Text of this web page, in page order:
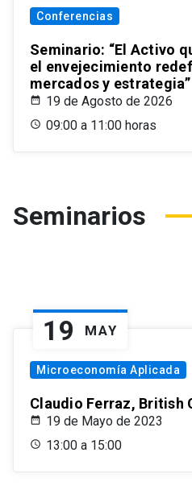
Conferencias
Seminario: “El Activo
el envejecimiento
mercados y estrategia”
19 de Agosto de 2026
09:00 a 11:00 horas
Seminarios
19 MAY
Microeconomía Aplicada
Claudio Ferraz, British
19 de Mayo de 2023
13:00 a 15:00